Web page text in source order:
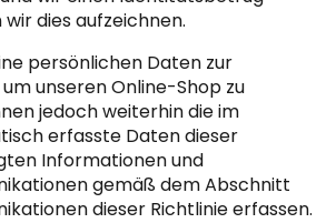
dies aufzeichnen.
persönlichen Daten zur
unseren Online-Shop zu
jedoch weiterhin die im
erfasste Daten dieser
Informationen und
gemäß dem Abschnitt
dieser Richtlinie erfassen.